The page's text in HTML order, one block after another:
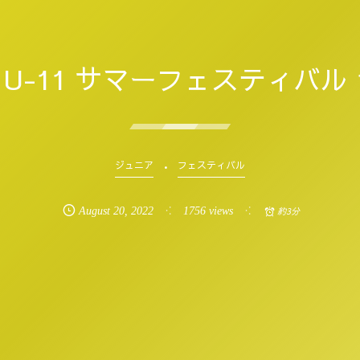
11 サマーフェスティバル
ジュニア フェスティバル
August 20,2022 1756 views 約3分